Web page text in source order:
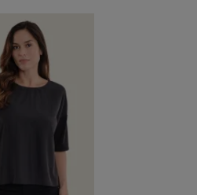
(topy)
rękawkiem
3/4
rękawem (longsleeve)